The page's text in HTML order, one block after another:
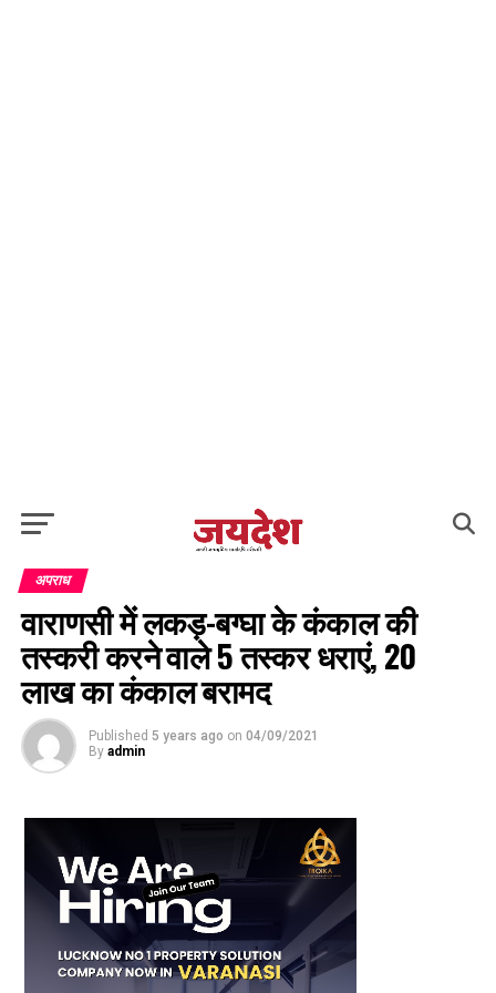
अपराध
वाराणसी में लकड़-बग्घा के कंकाल की
तस्करी करने वाले 5 तस्कर धराएं, 20
लाख का कंकाल बरामद
Published 5 years ago on 04/09/2021
By admin